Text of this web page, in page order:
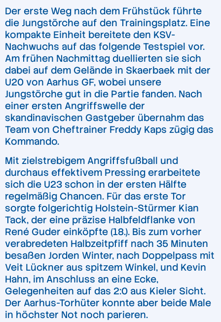
Der erste Weg nach dem Frühstück führte
die Jungstörche auf den Trainingsplatz. Eine
kompakte Einheit bereitete den KSV-
Nachwuchs auf das folgende Testspiel vor.
Am frühen Nachmittag duellierten sie sich
dabei auf dem Gelände in Skaerbaek mit der
U20 von Aarhus GF, wobei unsere
Jungstörche gut in die Partie fanden. Nach
einer ersten Angriffswelle der
skandinavischen Gastgeber übernahm das
Team von Cheftrainer Freddy Kaps zügig das
Kommando.
Mit zielstrebigem Angriffsfußball und
durchaus effektivem Pressing erarbeitete
sich die U23 schon in der ersten Hälfte
regelmäßig Chancen. Für das erste Tor
sorgte folgerichtig Holstein-Stürmer Kian
Tack, der eine präzise Halbfeldflanke von
René Guder einköpfte (18.). Bis zum vorher
verabredeten Halbzeitpfiff nach 35 Minuten
besaßen Jorden Winter, nach Doppelpass mit
Veit Lückner aus spitzem Winkel, und Kevin
Hahn, im Anschluss an eine Ecke,
Gelegenheiten auf das 2:0 aus Kieler Sicht.
Der Aarhus-Torhüter konnte aber beide Male
in höchster Not noch parieren.